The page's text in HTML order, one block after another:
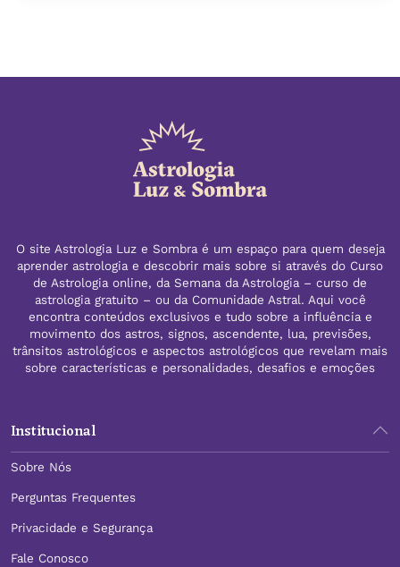
O site Astrologia Luz e Sombra é um espaço para quem deseja
aprender astrologia e descobrir mais sobre si através do Curso
de Astrologia online, da Semana da Astrologia – curso de
astrologia gratuito – ou da Comunidade Astral. Aqui você
encontra conteúdos exclusivos e tudo sobre a influência e
movimento dos astros, signos, ascendente, lua, previsões,
trânsitos astrológicos e aspectos astrológicos que revelam mais
sobre características e personalidades, desafios e emoções
Institucional
Sobre Nós
Perguntas Frequentes
Privacidade e Segurança
Fale Conosco